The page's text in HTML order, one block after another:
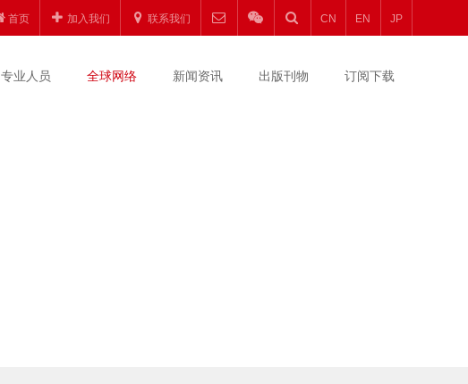
首页 加入我们 联系我们 CN EN JP
专业人员 全球网络 新闻资讯 出版刊物 订阅下载